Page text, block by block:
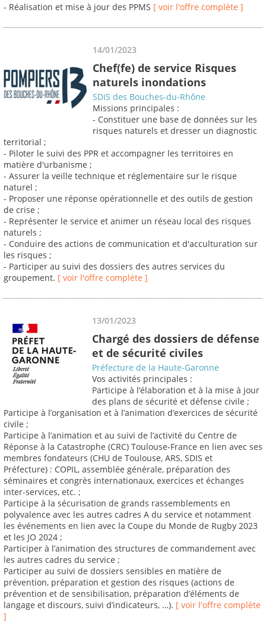
- Réalisation et mise à jour des PPMS [ voir l'offre complète ]
14/01/2023
Chef(fe) de service Risques
naturels inondations
SDIS des Bouches-du-Rhône
Missions principales :
- Constituer une base de données sur les
risques naturels et dresser un diagnostic
territorial ;
- Piloter le suivi des PPR et accompagner les territoires en
matière d'urbanisme ;
- Assurer la veille technique et réglementaire sur le risque
naturel ;
- Proposer une réponse opérationnelle et des outils de gestion
de crise ;
- Représenter le service et animer un réseau local des risques
naturels ;
- Conduire des actions de communication et d'acculturation sur
les risques ;
- Participer au suivi des dossiers des autres services du
groupement. [ voir l'offre complète ]
13/01/2023
Chargé des dossiers de défense
et de sécurité civiles
Préfecture de la Haute-Garonne
Vos activités principales :
Participe à l’élaboration et à la mise à jour
des plans de sécurité et défense civile ;
Participe à l’organisation et à l’animation d’exercices de sécurité
civile ;
Participe à l’animation et au suivi de l’activité du Centre de
Réponse à la Catastrophe (CRC) Toulouse-France en lien avec ses
membres fondateurs (CHU de Toulouse, ARS, SDIS et
Préfecture) : COPIL, assemblée générale, préparation des
séminaires et congrès internationaux, exercices et échanges
inter-services, etc. ;
Participe à la sécurisation de grands rassemblements en
polyvalence avec les autres cadres A du service et notamment
les événements en lien avec la Coupe du Monde de Rugby 2023
et les JO 2024 ;
Participer à l’animation des structures de commandement avec
les autres cadres du service ;
Participer au suivi de dossiers sensibles en matière de
prévention, préparation et gestion des risques (actions de
prévention et de sensibilisation, préparation d’éléments de
langage et discours, suivi d’indicateurs, …). [ voir l'offre complète
]